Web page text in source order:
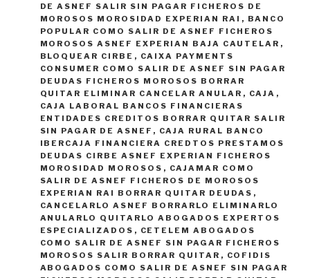
DE ASNEF SALIR SIN PAGAR FICHEROS DE
MOROSOS MOROSIDAD EXPERIAN RAI , BANCO
POPULAR COMO SALIR DE ASNEF FICHEROS
MOROSOS ASNEF EXPERIAN BAJA CAUTELAR ,
BLOQUEAR CIRBE , CAIXA PAYMENTS
CONSUMER COMO SALIR DE ASNEF SIN PAGAR
DEUDAS FICHEROS MOROSOS BORRAR
QUITAR ELIMINAR CANCELAR ANULAR , CAJA ,
CAJA LABORAL BANCOS FINANCIERAS
ENTIDADES CREDITOS BORRAR QUITAR SALIR
SIN PAGAR DE ASNEF , CAJA RURAL BANCO
IBERCAJA FINANCIERA CREDTOS PRESTAMOS
DEUDAS CIRBE ASNEF EXPERIAN FICHEROS
MOROSIDAD MOROSOS , CAJAMAR COMO
SALIR DE ASNEF FICHEROS DE MOROSOS
EXPERIAN RAI BORRAR QUITAR DEUDAS ,
CANCELARLO ASNEF BORRARLO ELIMINARLO
ANULARLO QUITARLO ABOGADOS EXPERTOS
ESPECIALIZADOS , CETELEM ABOGADOS
COMO SALIR DE ASNEF SIN PAGAR FICHEROS
MOROSOS SALIR BORRAR QUITAR , COFIDIS
ABOGADOS COMO SALIR DE ASNEF SIN PAGAR